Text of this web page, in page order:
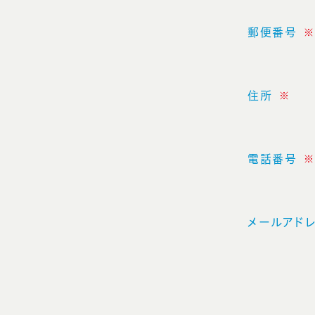
郵便番号 ※
住所 ※
電話番号 ※
メールアド